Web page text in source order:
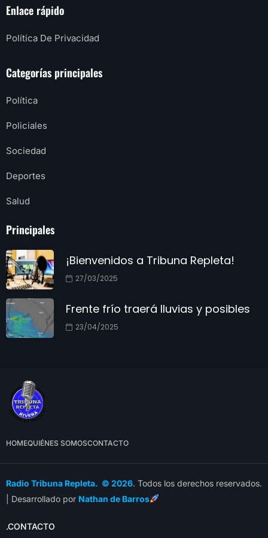
Enlace rápido
Política De Privacidad
Categorías principales
Política
Policiales
Sociedad
Deportes
Salud
Principales
¡Bienvenidos a Tribuna Repleta!
27/03/2025
Frente frío traerá lluvias y posibles
23/04/2025
HOMEQUIÉNES SOMOSCONTACTO
Radio Tribuna Repleta. © 2026. Todos los derechos reservados.
| Desarrollado por Nathan de Barros
.CONTACTO